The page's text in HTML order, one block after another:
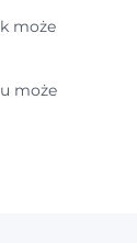
może
może